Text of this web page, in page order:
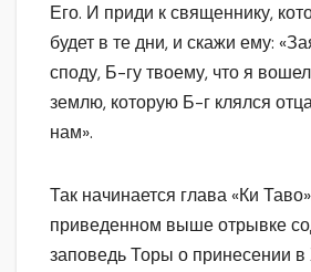
Его. И приди к священнику,
будет в те дни, и скажи ему:
споду, Б-гу твоему, что я
землю, которую Б-г клялся
нам».
Так начинается глава «Ки
приведенном выше отрывке
заповедь Торы о принесении